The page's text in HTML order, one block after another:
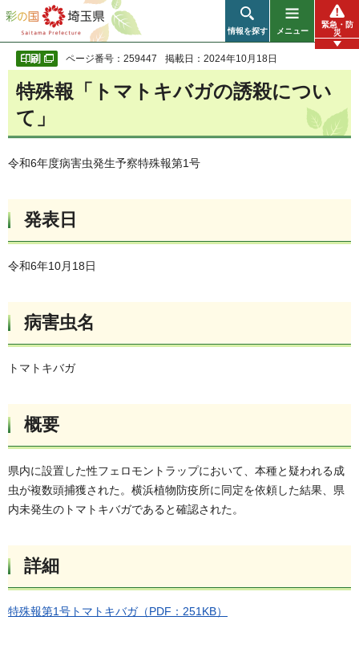
彩の国 埼玉県
情報を探す メニュー
緊急・防
災
ページ番号：259447 掲載日：2024年10月18日
特殊報「トマトキバガの誘殺につい
て」
令和6年度病害虫発生予察特殊報第1号
発表日
令和6年10月18日
病害虫名
トマトキバガ
概要
県内に設置した性フェロモントラップにおいて、本種と疑われる成
虫が複数頭捕獲された。横浜植物防疫所に同定を依頼した結果、県
内未発生のトマトキバガであると確認された。
詳細
特殊報第1号トマトキバガ（PDF：251KB）